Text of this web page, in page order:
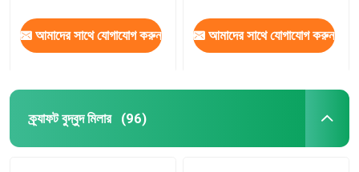
পণ্য
আমাদের সাথে যোগাযোগ করুন আমাদের সাথে যোগাযোগ করুন
ক্র্যাফট বুদ্বুদ মিলার (96)